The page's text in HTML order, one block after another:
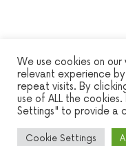
DESIGNED
We use cookies on
relevant experience
repeat visits. By
use of ALL the
Settings" to provide a
Cookie Settings